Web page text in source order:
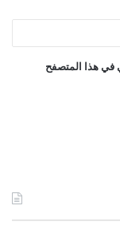
في هذا المتصفح